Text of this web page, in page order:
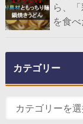
ら、
を食べ
カテゴリー